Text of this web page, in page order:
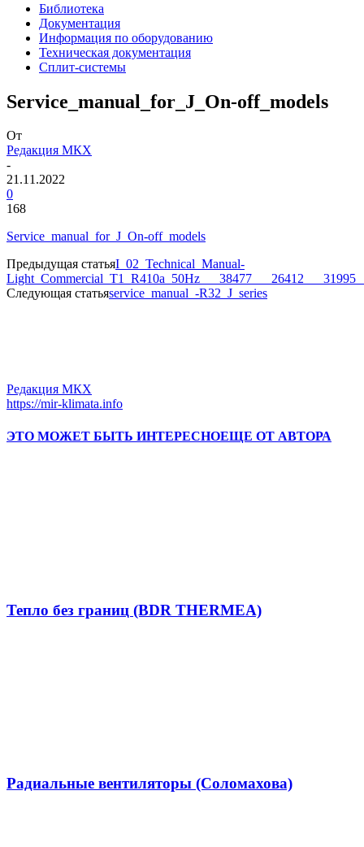
Библиотека
Документация
Информация по оборудованию
Техническая документация
Сплит-системы
Service_manual_for_J_On-off_models
От
Редакция МКХ
-
21.11.2022
0
168
Service_manual_for_J_On-off_models
Предыдущая статьяI_02_Technical_Manual-
Следующая статьяservice_manual_-R32_J_series
Редакция МКХ
https://mir-klimata.info
ЭТО МОЖЕТ БЫТЬ ИНТЕРЕСНОЕЩЕ ОТ АВТОРА
Тепло без границ (BDR THERMEA)
Радиальные вентиляторы (Соломахова)